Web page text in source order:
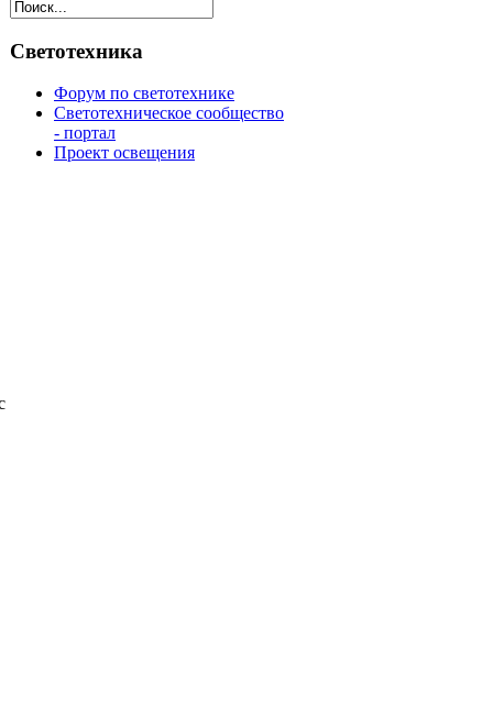
Светотехника
Форум по светотехнике
Светотехническое сообщество
- портал
Проект освещения